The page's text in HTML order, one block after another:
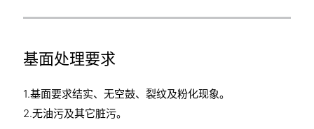
基面处理要求
1.基面要求结实、无空鼓、裂纹及粉化现象。
2.无油污及其它脏污。